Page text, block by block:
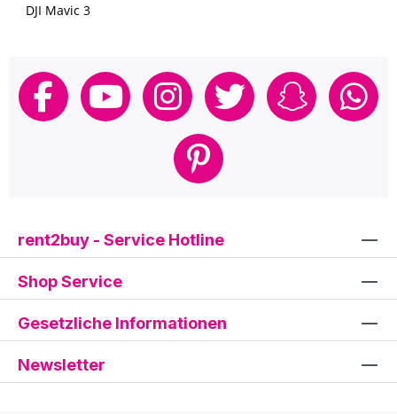
DJI Mavic 3
rent2buy - Service Hotline
Shop Service
Gesetzliche Informationen
Newsletter